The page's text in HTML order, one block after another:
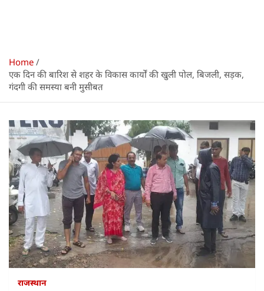
Home
एक दिन की बारिश से शहर के विकास कार्यों की खुली पोल, बिजली, सड़क,
गंदगी की समस्या बनी मुसीबत
राजस्थान